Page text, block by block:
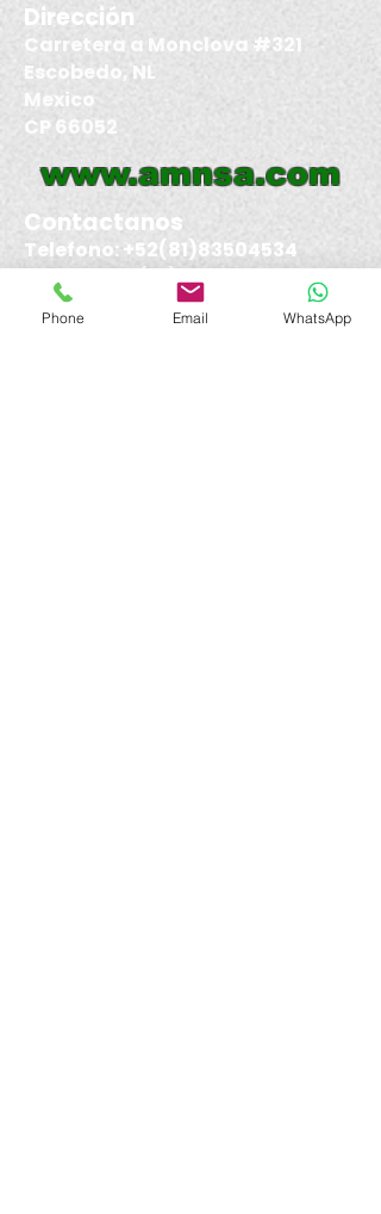
Dirección​
Carretera a Monclova #321
Escobedo, NL
Mexico​
CP 66052
www.amnsa.com
Contactanos
Telefono:+52(81)83504534
(81)83506115
(81)83831160
Email :
amnsa@amnsa.com
Phone Email WhatsApp